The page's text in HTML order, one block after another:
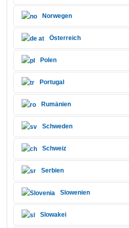
Norwegen
Österreich
Polen
Portugal
Rumänien
Schweden
Schweiz
Serbien
Slowenien
Slowakei